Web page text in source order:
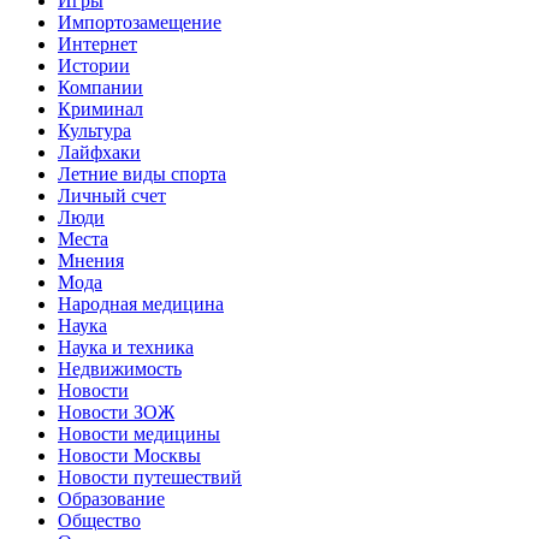
Импортозамещение
Интернет
Истории
Компании
Криминал
Культура
Лайфхаки
Летние виды спорта
Личный счет
Люди
Места
Мнения
Мода
Народная медицина
Наука
Наука и техника
Недвижимость
Новости
Новости ЗОЖ
Новости медицины
Новости Москвы
Новости путешествий
Образование
Общество